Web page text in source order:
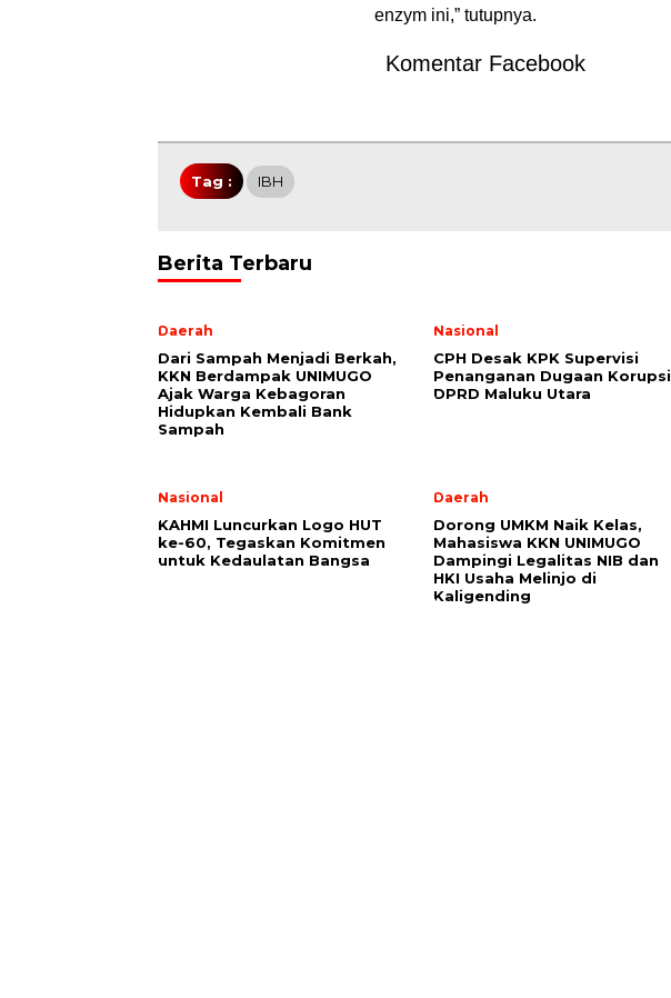
enzym ini,” tutupnya.
Komentar Facebook
Tag : IBH
Berita Terbaru
Daerah
Dari Sampah Menjadi Berkah,
KKN Berdampak UNIMUGO
Ajak Warga Kebagoran
Hidupkan Kembali Bank
Sampah
Nasional
CPH Desak KPK Supervisi
Penanganan Dugaan Korupsi
DPRD Maluku Utara
Nasional
KAHMI Luncurkan Logo HUT
ke-60, Tegaskan Komitmen
untuk Kedaulatan Bangsa
Daerah
Dorong UMKM Naik Kelas,
Mahasiswa KKN UNIMUGO
Dampingi Legalitas NIB dan
HKI Usaha Melinjo di
Kaligending